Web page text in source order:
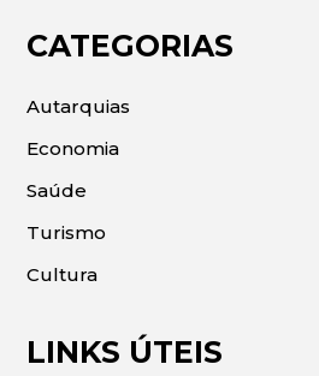
CATEGORIAS
Autarquias
Economia
Saúde
Turismo
Cultura
LINKS ÚTEIS